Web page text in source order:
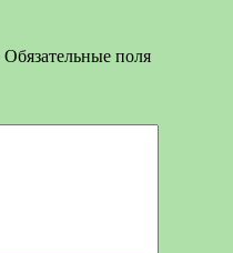
Обязательные поля